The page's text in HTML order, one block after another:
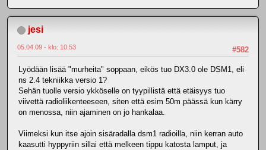
jesi
#582
05.04.09 - klo: 10.53
Lyödään lisää "murheita" soppaan, eikös tuo DX3.0 ole DSM1, eli
ns 2.4 tekniikka versio 1?
Sehän tuolle versio ykköselle on tyypillistä että etäisyys tuo
viivettä radioliikenteeseen, siten että esim 50m päässä kun kärry
on menossa, niin ajaminen on jo hankalaa.
Viimeksi kun itse ajoin sisäradalla dsm1 radioilla, niin kerran auto
kaasutti hyppyriin sillai että melkeen tippu katosta lamput, ja